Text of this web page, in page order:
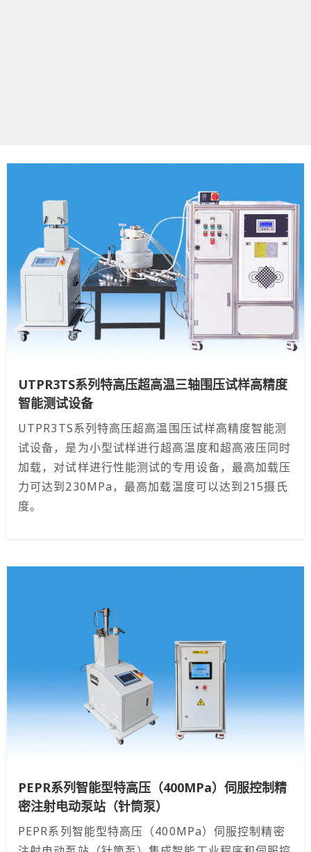
UTPR3TS系列特高压超高温三轴围压试样高精度
智能测试设备
UTPR3TS系列特高压超高温围压试样高精度智能测
试设备，是为小型试样进行超高温度和超高液压同时
加载，对试样进行性能测试的专用设备，最高加载压
力可达到230MPa，最高加载温度可以达到215摄氏
度。
PEPR系列智能型特高压（400MPa）伺服控制精
密注射电动泵站（针筒泵）
PEPR系列智能型特高压（400MPa）伺服控制精密